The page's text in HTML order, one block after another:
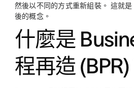
然後以不同的方式重新組裝。 這就
後的概念。
什麼是
程再造 (BPR)